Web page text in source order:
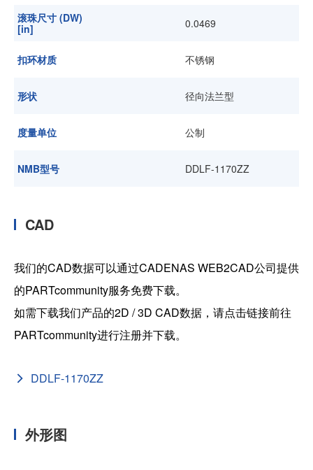
滚珠尺寸 (DW)
[in]
0.0469
扣环材质 不锈钢
形状 径向法兰型
度量单位 公制
NMB型号 DDLF-1170ZZ
CAD
我们的CAD数据可以通过CADENAS WEB2CAD公司提供
的PARTcommunity服务免费下载。
如需下载我们产品的2D / 3D CAD数据，请点击链接前往
PARTcommunity进行注册并下载。
DDLF-1170ZZ
外形图